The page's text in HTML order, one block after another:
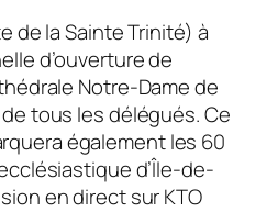
de la Sainte Trinité) à
d’ouverture de
Notre-Dame de
tous les délégués. Ce
également les 60
d’Île-de-
en direct sur KTO